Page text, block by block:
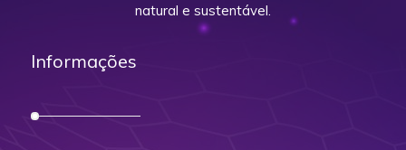
natural e sustentável.
Informações